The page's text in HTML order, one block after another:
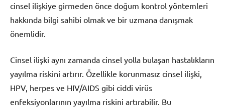
cinsel ilişkiye girmeden önce doğum kontrol yöntemleri
hakkında bilgi sahibi olmak ve bir uzmana danışmak
önemlidir.
Cinsel ilişki aynı zamanda cinsel yolla bulaşan hastalıkların
yayılma riskini artırır. Özellikle korunmasız cinsel ilişki,
HPV, herpes ve HIV/AIDS gibi ciddi virüs
enfeksiyonlarının yayılma riskini artırabilir. Bu